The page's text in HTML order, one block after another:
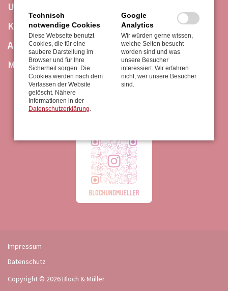
UNTERNEHMEN
KONTAKT
AKTIONEN
MARKEN
auf Instagram
Navigation
Impressum
Datenschutz
Copyright © 2026 Bloch & Müller
Technisch
notwendige Cookies
Diese Webseite benutzt
Cookies, die für eine
saubere Darstellung im
Browser und für Ihre
Sicherheit sorgen. Die
Cookies werden nach dem
Verlassen der Website
gelöscht. Nähere
Informationen in der
Datenschutzerklärung.
Google
Analytics
Wir würden gerne wissen,
welche Seiten besucht
worden sind und was
unsere Besucher
interessiert. Wir erfahren
nicht, wer unsere Besucher
sind.